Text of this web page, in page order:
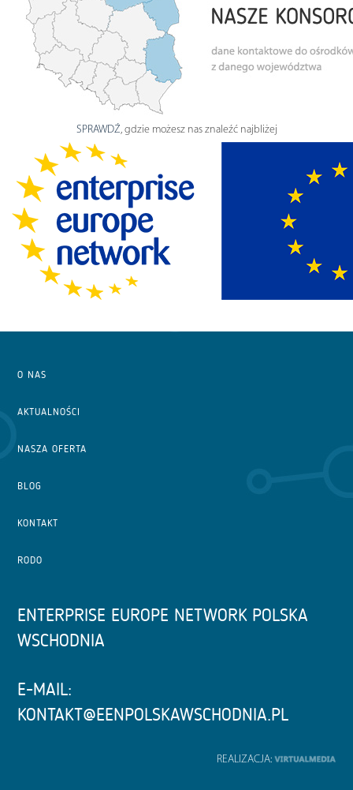
SPRAWDŹ, gdzie możesz nas znaleźć najbliżej
O NAS
AKTUALNOŚCI
NASZA OFERTA
BLOG
KONTAKT
RODO
ENTERPRISE EUROPE NETWORK POLSKA
WSCHODNIA
E-MAIL:
KONTAKT@EENPOLSKAWSCHODNIA.PL
REALIZACJA: